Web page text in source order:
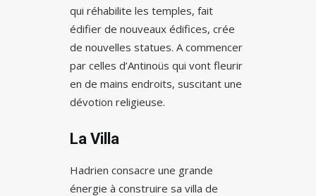
qui réhabilite les temples, fait
édifier de nouveaux édifices, crée
de nouvelles statues. A commencer
par celles d’Antinoüs qui vont fleurir
en de mains endroits, suscitant une
dévotion religieuse.
La Villa
Hadrien consacre une grande
énergie à construire sa villa de